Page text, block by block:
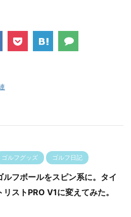
ゴルフグッズ ゴルフ日記
ルフボールをスピン系に。タイ
リストPRO V1に変えてみた。